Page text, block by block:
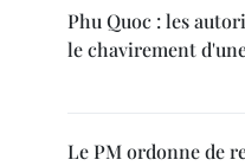
Phu Quoc : les
le chavirement
Le PM ordonne de